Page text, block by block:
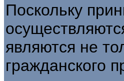
Поскольку
являются не
гражданского